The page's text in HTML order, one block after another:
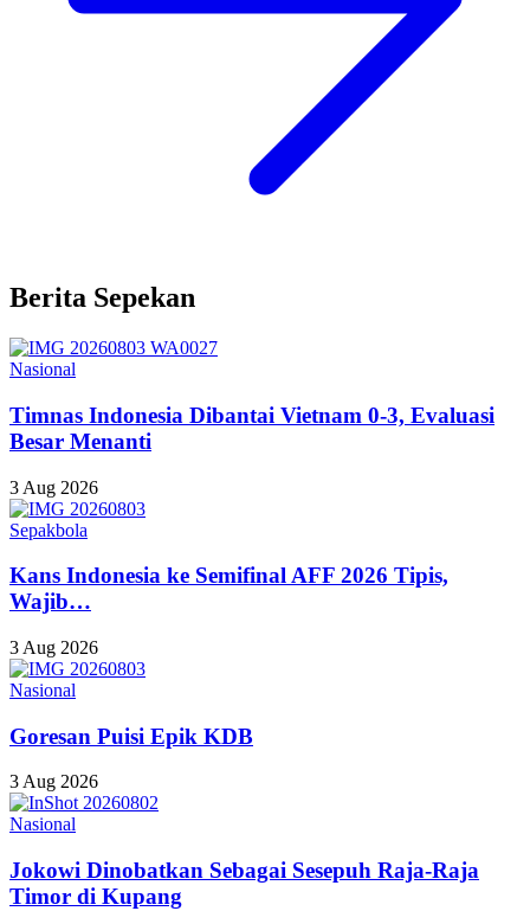
Berita Sepekan
Nasional
Timnas Indonesia Dibantai Vietnam 0-3, Evaluasi
Besar Menanti
3 Aug 2026
Sepakbola
Kans Indonesia ke Semifinal AFF 2026 Tipis,
Wajib…
3 Aug 2026
Nasional
Goresan Puisi Epik KDB
3 Aug 2026
Nasional
Jokowi Dinobatkan Sebagai Sesepuh Raja-Raja
Timor di Kupang